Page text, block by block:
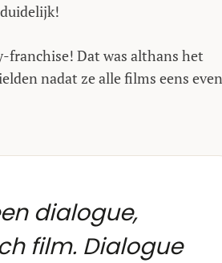
franchise! Dat was althans het
nadat ze alle films eens even
dialogue,
film. Dialogue